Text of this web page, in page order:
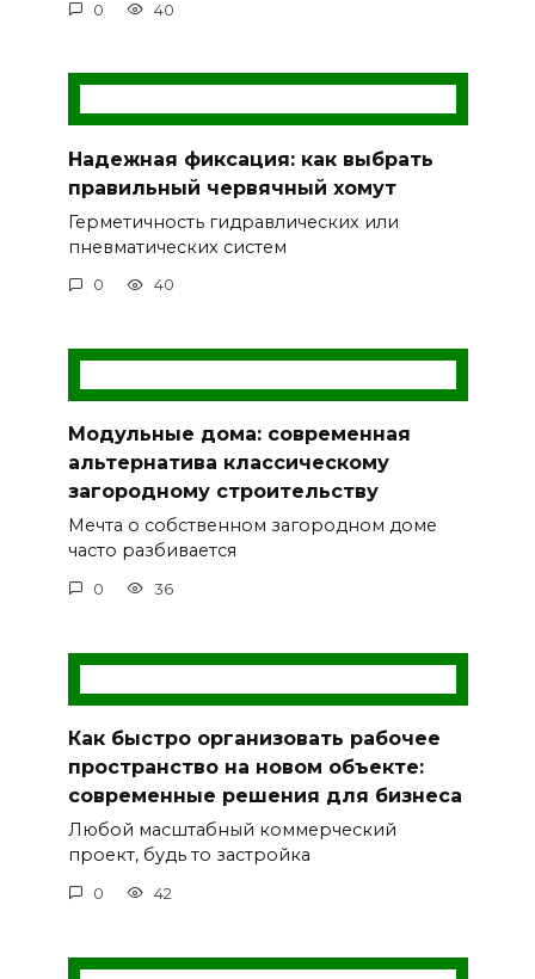
0 40
Надежная фиксация: как выбрать
правильный червячный хомут
Герметичность гидравлических или
пневматических систем
0 40
Модульные дома: современная
альтернатива классическому
загородному строительству
Мечта о собственном загородном доме
часто разбивается
0 36
Как быстро организовать рабочее
пространство на новом объекте:
современные решения для бизнеса
Любой масштабный коммерческий
проект, будь то застройка
0 42